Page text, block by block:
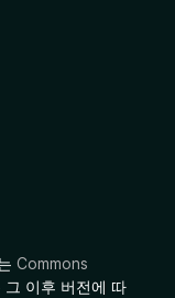
Commons
그 이후 버전에 따